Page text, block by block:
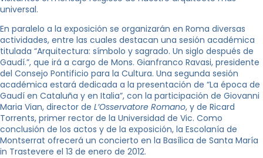
universal.
En paralelo a la exposición se organizarán en Roma diversas
actividades, entre las cuales destacan una sesión académica
titulada “Arquitectura: símbolo y sagrado. Un siglo después de
Gaudí.”, que irá a cargo de Mons. Gianfranco Ravasi, presidente
del Consejo Pontificio para la Cultura. Una segunda sesión
académica estará dedicada a la presentación de “La época de
Gaudí en Cataluña y en Italia”, con la participación de Giovanni
Maria Vian, director de L’Osservatore Romano, y de Ricard
Torrents, primer rector de la Universidad de Vic. Como
conclusión de los actos y de la exposición, la Escolanía de
Montserrat ofrecerá un concierto en la Basílica de Santa María
in Trastevere el 13 de enero de 2012.